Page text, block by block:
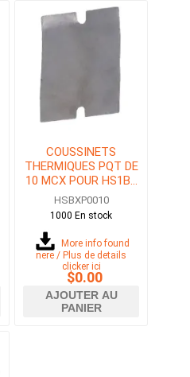
COUSSINETS
THERMIQUES PQT DE
10 MCX POUR HS1B...
OU HS2B...
HSBXP0010
1000 En stock
More info found
here / Plus de details
clicker ici
$0.00
AJOUTER AU
PANIER